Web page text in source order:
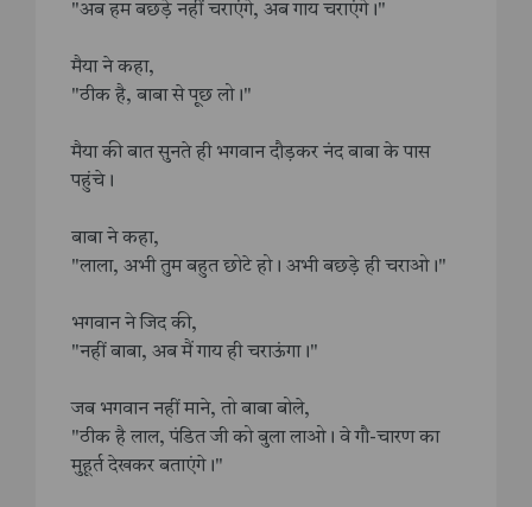
"अब हम बछड़े नहीं चराएंगे, अब गाय चराएंगे।"
मैया ने कहा,
"ठीक है, बाबा से पूछ लो।"
मैया की बात सुनते ही भगवान दौड़कर नंद बाबा के पास
पहुंचे।
बाबा ने कहा,
"लाला, अभी तुम बहुत छोटे हो। अभी बछड़े ही चराओ।"
भगवान ने जिद की,
"नहीं बाबा, अब मैं गाय ही चराऊंगा।"
जब भगवान नहीं माने, तो बाबा बोले,
"ठीक है लाल, पंडित जी को बुला लाओ। वे गौ-चारण का
मुहूर्त देखकर बताएंगे।"